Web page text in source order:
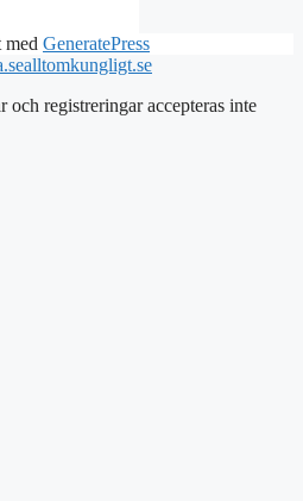
med GeneratePress
alltomkungligt.se
registreringar accepteras inte